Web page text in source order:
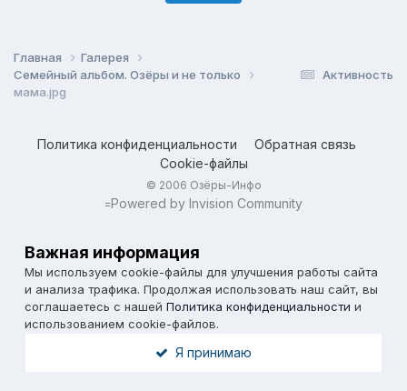
Активность
Главная
Галерея
Семейный альбом. Озёры и не только
мама.jpg
Политика конфиденциальности
Обратная связь
Cookie-файлы
© 2006 Озёры-Инфо
=Powered by Invision Community
Важная информация
Мы используем cookie-файлы для улучшения работы сайта
и анализа трафика. Продолжая использовать наш сайт, вы
соглашаетесь с нашей Политика конфиденциальности и
использованием cookie-файлов.
Я принимаю